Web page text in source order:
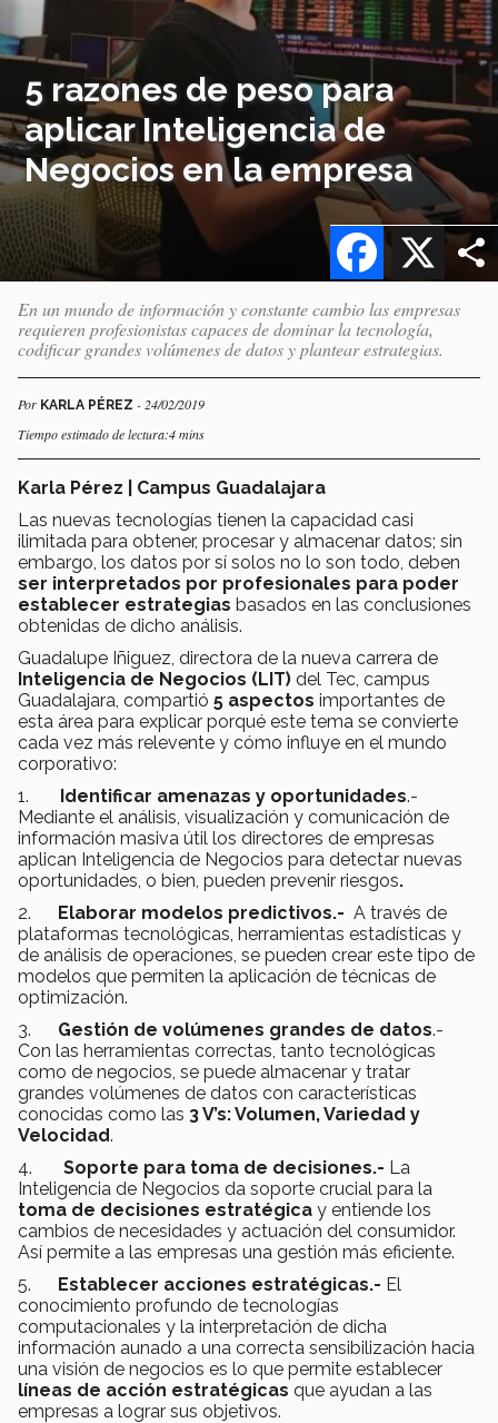
5 razones de peso para
aplicar Inteligencia de
Negocios en la empresa
X
Facebook
En un mundo de información y constante cambio las empresas
requieren profesionistas capaces de dominar la tecnología,
codificar grandes volúmenes de datos y plantear estrategias.
Por KARLA PÉREZ - 24/02/2019
Tiempo estimado de lectura:4 mins
Karla Pérez | Campus Guadalajara
Las nuevas tecnologías tienen la capacidad casi
ilimitada para obtener, procesar y almacenar datos; sin
embargo, los datos por sí solos no lo son todo, deben
ser interpretados por profesionales para poder
establecer estrategias basados en las conclusiones
obtenidas de dicho análisis.
Guadalupe Iñiguez, directora de la nueva carrera de
Inteligencia de Negocios (LIT) del Tec, campus
Guadalajara, compartió 5 aspectos importantes de
esta área para explicar porqué este tema se convierte
cada vez más relevente y cómo influye en el mundo
corporativo:
1. Identificar amenazas y oportunidades.-
Mediante el análisis, visualización y comunicación de
información masiva útil los directores de empresas
aplican Inteligencia de Negocios para detectar nuevas
oportunidades, o bien, pueden prevenir riesgos.
2. Elaborar modelos predictivos.- A través de
plataformas tecnológicas, herramientas estadísticas y
de análisis de operaciones, se pueden crear este tipo de
modelos que permiten la aplicación de técnicas de
optimización.
3. Gestión de volúmenes grandes de datos.-
Con las herramientas correctas, tanto tecnológicas
como de negocios, se puede almacenar y tratar
grandes volúmenes de datos con características
conocidas como las 3 V’s: Volumen, Variedad y
Velocidad.
4. Soporte para toma de decisiones.- La
Inteligencia de Negocios da soporte crucial para la
toma de decisiones estratégica y entiende los
cambios de necesidades y actuación del consumidor.
Así permite a las empresas una gestión más eficiente.
5. Establecer acciones estratégicas.- El
conocimiento profundo de tecnologías
computacionales y la interpretación de dicha
información aunado a una correcta sensibilización hacia
una visión de negocios es lo que permite establecer
líneas de acción estratégicas que ayudan a las
empresas a lograr sus objetivos.